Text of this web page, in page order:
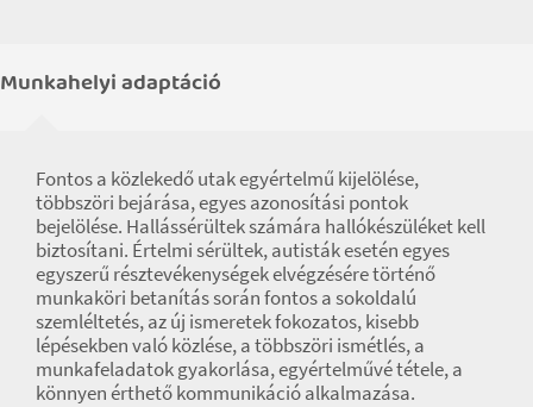
Munkahelyi adaptáció
Fontos a közlekedő utak egyértelmű kijelölése,
többszöri bejárása, egyes azonosítási pontok
bejelölése. Hallássérültek számára hallókészüléket kell
biztosítani. Értelmi sérültek, autisták esetén egyes
egyszerű résztevékenységek elvégzésére történő
munkaköri betanítás során fontos a sokoldalú
szemléltetés, az új ismeretek fokozatos, kisebb
lépésekben való közlése, a többszöri ismétlés, a
munkafeladatok gyakorlása, egyértelművé tétele, a
könnyen érthető kommunikáció alkalmazása.